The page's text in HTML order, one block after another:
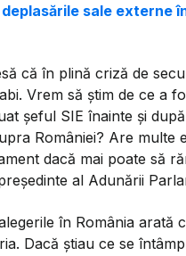
deplasările sale externe
că în plină criză de
Vrem să știm de ce a
șeful SIE înainte și
României? Are multe
dacă mai poate să
al Adunării
în România arată
Dacă știau ce se